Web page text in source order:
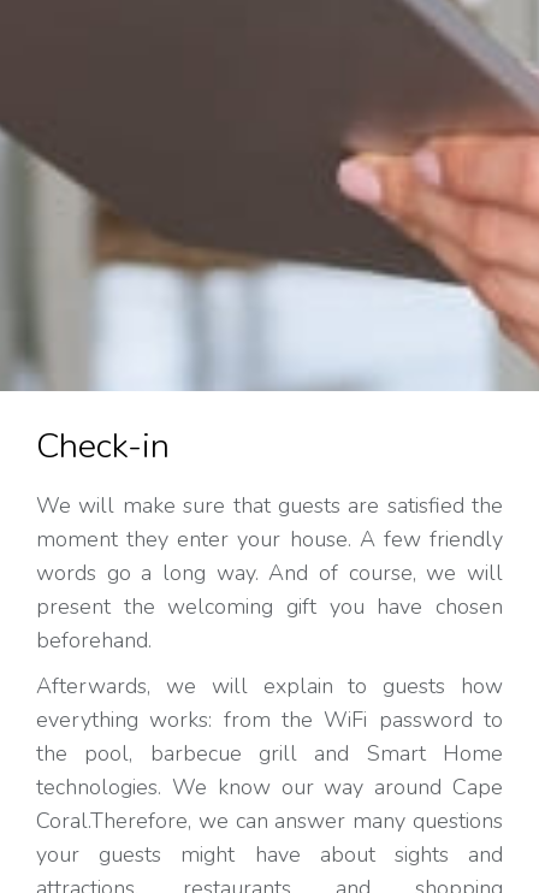
Check-in
We will make sure that guests are satisfied the
moment they enter your house. A few friendly
words go a long way. And of course, we will
present the welcoming gift you have chosen
beforehand.
Afterwards, we will explain to guests how
everything works: from the WiFi password to
the pool, barbecue grill and Smart Home
technologies. We know our way around Cape
Coral.Therefore, we can answer many questions
your guests might have about sights and